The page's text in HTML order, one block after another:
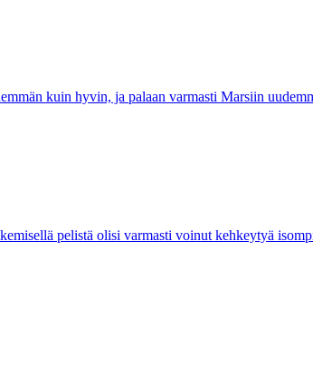
kuin hyvin, ja palaan varmasti Marsiin
pelistä olisi varmasti voinut kehkeytyä